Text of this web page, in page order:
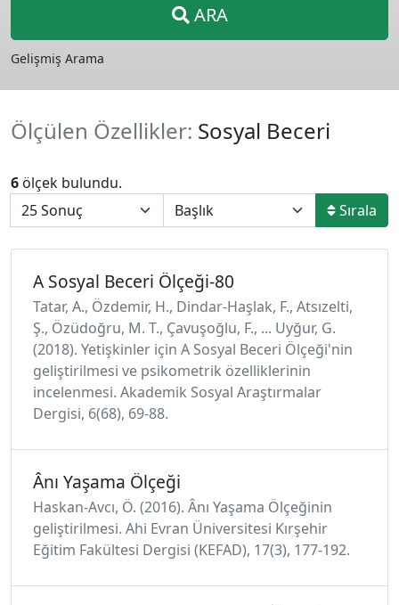
ARA
Gelişmiş Arama
Ölçülen Özellikler: Sosyal Beceri
6 ölçek bulundu.
Sırala
A Sosyal Beceri Ölçeği-80
Tatar, A., Özdemir, H., Dindar-Haşlak, F., Atsızelti,
Ş., Özüdoğru, M. T., Çavuşoğlu, F., ... Uyğur, G.
(2018). Yetişkinler için A Sosyal Beceri Ölçeği'nin
geliştirilmesi ve psikometrik özelliklerinin
incelenmesi. Akademik Sosyal Araştırmalar
Dergisi, 6(68), 69-88.
Ânı Yaşama Ölçeği
Haskan-Avcı, Ö. (2016). Ânı Yaşama Ölçeğinin
geliştirilmesi. Ahi Evran Üniversitesi Kırşehir
Eğitim Fakültesi Dergisi (KEFAD), 17(3), 177-192.